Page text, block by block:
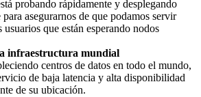
probando rápidamente y desplegando
asegurarnos de que podamos servir
usuarios que están esperando nodos
infraestructura mundial
centros de datos en todo el mundo,
de baja latencia y alta disponibilidad
de su ubicación.